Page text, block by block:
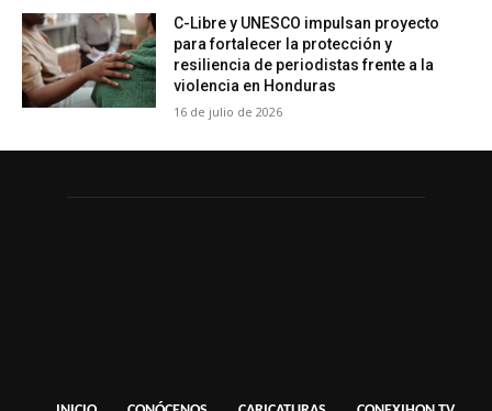
C-Libre y UNESCO impulsan proyecto
para fortalecer la protección y
resiliencia de periodistas frente a la
violencia en Honduras
16 de julio de 2026